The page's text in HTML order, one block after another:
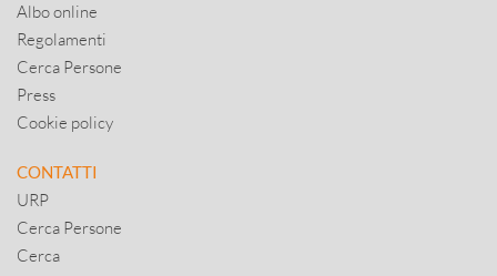
Albo online
Regolamenti
Cerca Persone
Press
Cookie policy
CONTATTI
URP
Cerca Persone
Cerca